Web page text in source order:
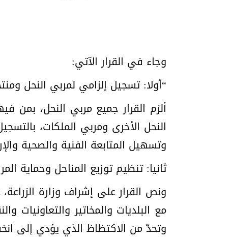
وجاء في القرار الآتي:
“أولا: تسجيل إلزامي لمربي النحل
ألزم القرار جميع مربي النحل، بمن
النحل الأخرى ومربي الملكات،
وتسهيل المتابعة الفنية والصحية
ثانيا: تنظيم توزيع المناحل وحماية
ونص القرار على إشراف وزارة الزراعة،
مع البلديات والمخاتير والتعاونيات
وتحدّ من الاكتظاظ الذي يؤدي إلى